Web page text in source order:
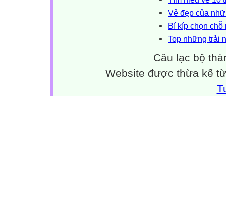
Vẻ đẹp của
Bí kíp chọn
Top những trải
Câu lạc bộ
Website được thừa kế